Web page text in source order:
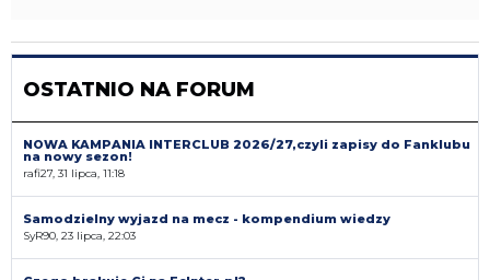
OSTATNIO NA FORUM
NOWA KAMPANIA INTERCLUB 2026/27,czyli zapisy do Fanklubu
na nowy sezon!
rafi27, 31 lipca, 11:18
Samodzielny wyjazd na mecz - kompendium wiedzy
SyR90, 23 lipca, 22:03